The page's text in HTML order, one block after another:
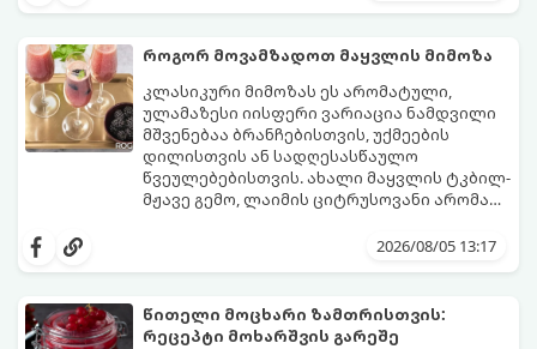
შეწვისას ფორმა იდეალურად შეინარჩუნოს
და არ დაიშალოს.
მომზადების დრო: 20 წუთი (დამატებით
მუხუდოს ჩალბობის დრო: 12-24 საათი)
შეწვის დრო: 10–15 წუთი ულუფა: 20–24 ცალი
ბურთულა (4–6 პორცია)
როგორ მოვამზადოთ მაყვლის მიმოზა
კლასიკური მიმოზას ეს არომატული,
ულამაზესი იისფერი ვარიაცია ნამდვილი
მშვენებაა ბრანჩებისთვის, უქმეების
დილისთვის ან სადღესასწაულო
წვეულებებისთვის. ახალი მაყვლის ტკბილ-
მჟავე გემო, ლაიმის ციტრუსოვანი არომატი
საოცრად დახვეწილ და მაგრილებელ
და მის მომზადებას მინიმალური
პორცია
2026/08/05 13:17
წითელი მოცხარი ზამთრისთვის:
რეცეპტი მოხარშვის გარეშე